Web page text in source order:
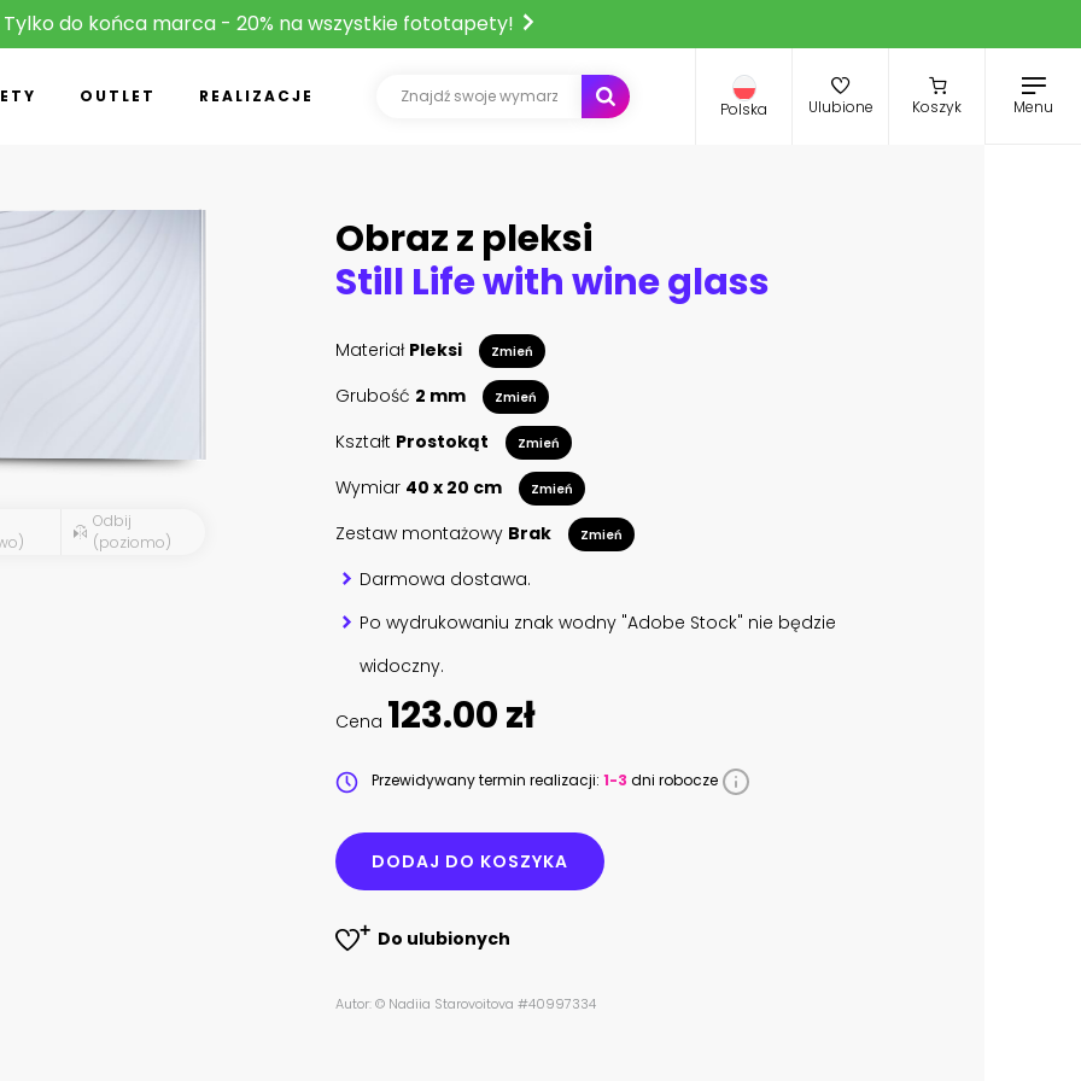
Tylko do końca marca - 20% na wszystkie fototapety!
OUTLET REALIZACJE
Polska Ulubione Koszyk Menu
Odbij
(poziomo)
Obraz z pleksi
Still Life with wine glass
Materiał Pleksi Zmień
Grubość 2 mm Zmień
Kształt Prostokąt Zmień
Wymiar 40 x 20 cm Zmień
Zestaw montażowy Brak Zmień
Darmowa dostawa.
Po wydrukowaniu znak wodny "Adobe Stock" nie będzie
widoczny.
Cena 123.00 zł
Przewidywany termin realizacji: 1-3 dni robocze
DODAJ DO KOSZYKA
Do ulubionych
Autor: © Nadiia Starovoitova #40997334